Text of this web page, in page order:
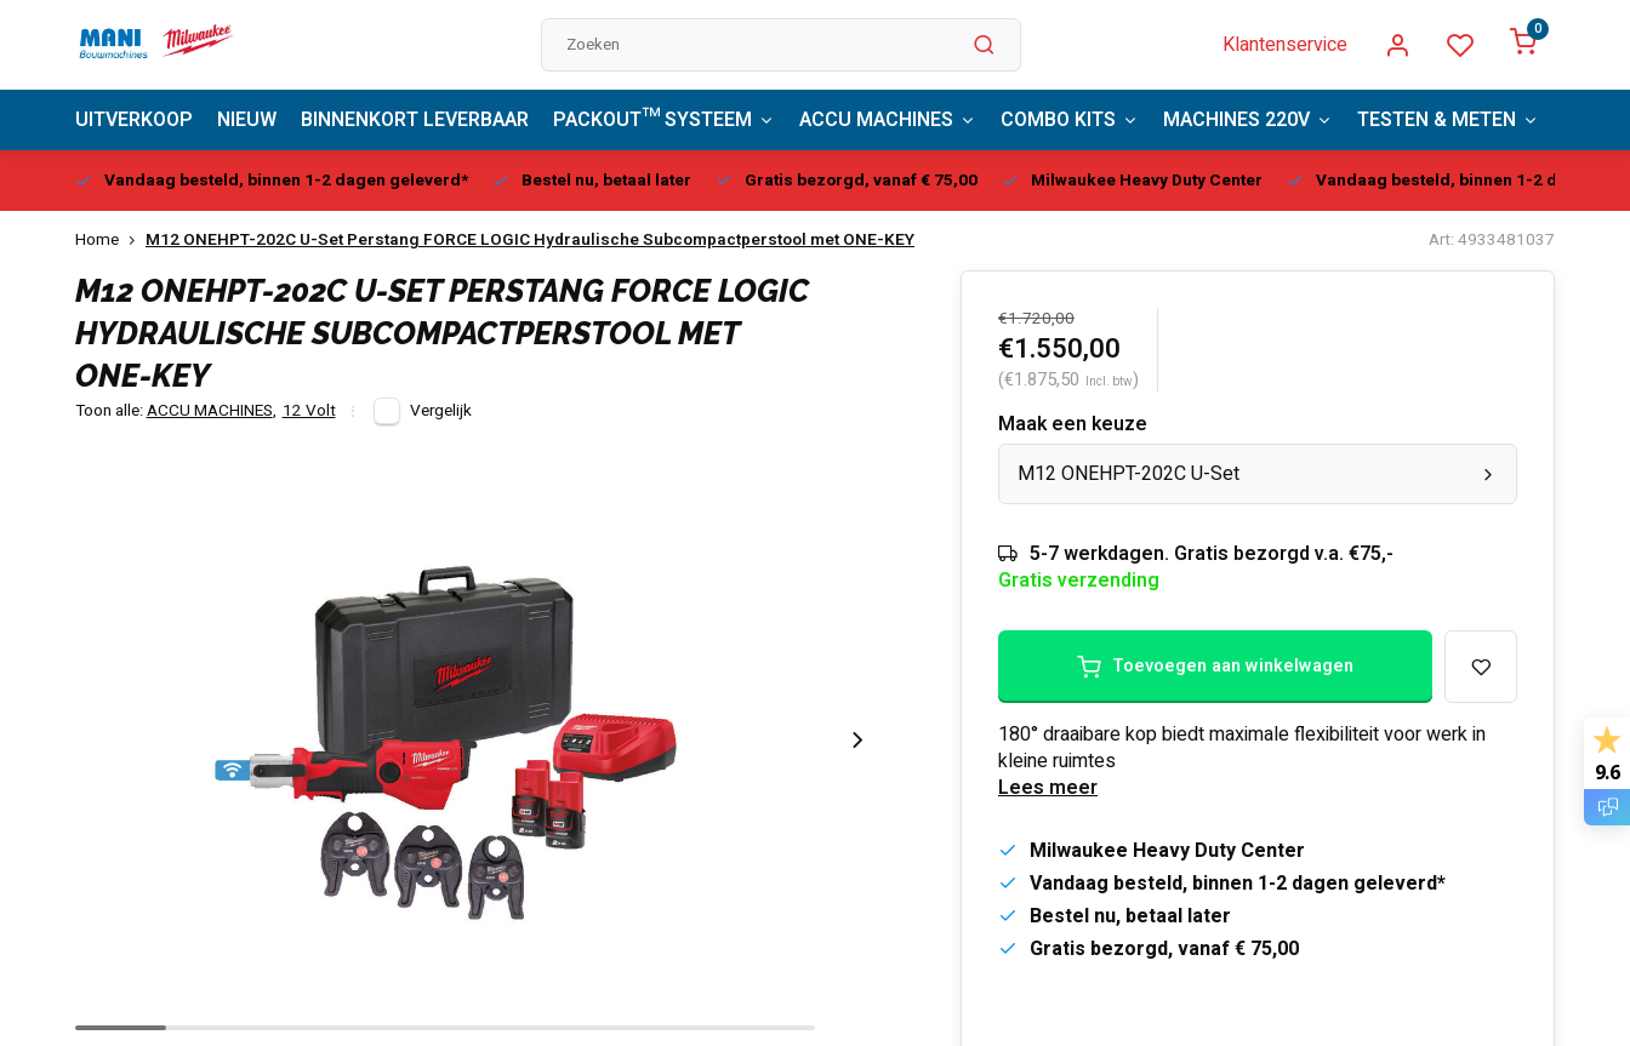
Klantenservice
0
UITVERKOOP NIEUW BINNENKORT LEVERBAAR PACKOUT™ SYSTEEM ACCU MACHINES COMBO KITS MACHINES 220V TESTEN & METEN
Vandaag besteld, binnen 1-2 dagen geleverd* Bestel nu, betaal later Gratis bezorgd, vanaf € 75,00 Milwaukee Heavy Duty Center Vandaag besteld, binnen 1-2 dagen
Home M12 ONEHPT-202C U-Set Perstang FORCE LOGIC Hydraulische Subcompactperstool met ONE-KEY Art: 4933481037
M12 ONEHPT-202C U-SET PERSTANG FORCE LOGIC
HYDRAULISCHE SUBCOMPACTPERSTOOL MET
ONE-KEY
Toon alle:ACCU MACHINES, 12 Volt Vergelijk
€1.720,00
€1.550,00
(€1.875,50 Incl. btw)
Maak een keuze
M12 ONEHPT-202C U-Set
5-7 werkdagen. Gratis bezorgd v.a. €75,-
Gratis verzending
Toevoegen aan winkelwagen
180° draaibare kop biedt maximale flexibiliteit voor werk in
kleine ruimtes
Lees meer
Milwaukee Heavy Duty Center
Vandaag besteld, binnen 1-2 dagen geleverd*
Bestel nu, betaal later
Gratis bezorgd, vanaf € 75,00
9.6